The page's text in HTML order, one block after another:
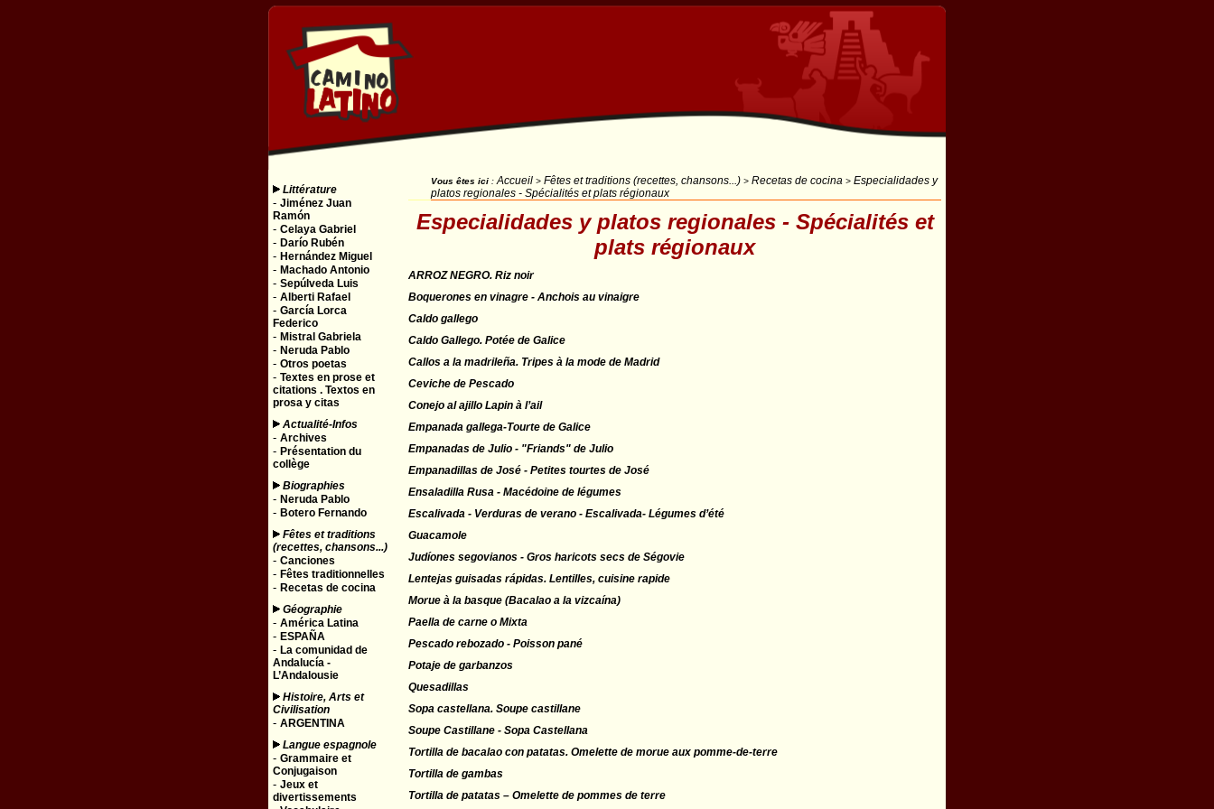
Littérature
- Jiménez Juan
Ramón
- Celaya Gabriel
- Darío Rubén
- Hernández Miguel
- Machado Antonio
- Sepúlveda Luis
- Alberti Rafael
- García Lorca
Federico
- Mistral Gabriela
- Neruda Pablo
- Otros poetas
- Textes en prose et
citations . Textos en
prosa y citas
Actualité-Infos
- Archives
- Présentation du
collège
Biographies
- Neruda Pablo
- Botero Fernando
Fêtes et traditions
(recettes, chansons...)
- Canciones
- Fêtes traditionnelles
- Recetas de cocina
Géographie
- América Latina
- ESPAÑA
- La comunidad de
Andalucía -
L’Andalousie
Histoire, Arts et
Civilisation
- ARGENTINA
Langue espagnole
- Grammaire et
Conjugaison
- Jeux et
divertissements
Vous êtes ici : Accueil > Fêtes et traditions (recettes, chansons...) > Recetas de cocina > Especialidades y
platos regionales - Spécialités et plats régionaux
Especialidades y platos regionales - Spécialités et
plats régionaux
ARROZ NEGRO. Riz noir
Boquerones en vinagre - Anchois au vinaigre
Caldo gallego
Caldo Gallego. Potée de Galice
Callos a la madrileña. Tripes à la mode de Madrid
Ceviche de Pescado
Conejo al ajillo Lapin à l’ail
Empanada gallega-Tourte de Galice
Empanadas de Julio - "Friands" de Julio
Empanadillas de José - Petites tourtes de José
Ensaladilla Rusa - Macédoine de légumes
Escalivada - Verduras de verano - Escalivada- Légumes d’été
Guacamole
Judíones segovianos - Gros haricots secs de Ségovie
Lentejas guisadas rápidas. Lentilles, cuisine rapide
Morue à la basque (Bacalao a la vizcaína)
Paella de carne o Mixta
Pescado rebozado - Poisson pané
Potaje de garbanzos
Quesadillas
Sopa castellana. Soupe castillane
Soupe Castillane - Sopa Castellana
Tortilla de bacalao con patatas. Omelette de morue aux pomme-de-terre
Tortilla de gambas
Tortilla de patatas – Omelette de pommes de terre